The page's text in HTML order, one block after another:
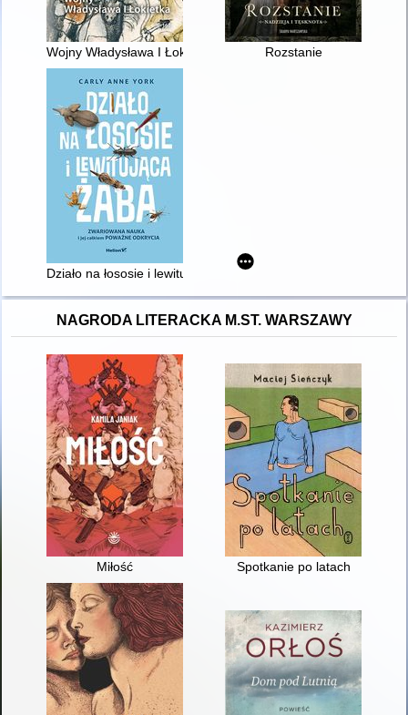
Wojny Władysława I Łokietka Rozstanie
Działo na łososie i lewitująca żaba : zwariowana nauka i jej
NAGRODA LITERACKA M.ST. WARSZAWY
Miłość Spotkanie po latach